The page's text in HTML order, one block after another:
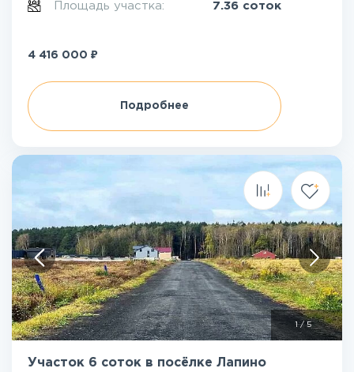
Площадь участка: 7.36 соток
4 416 000 ₽
Подробнее
1/5
Участок 6 соток в посёлке Лапино